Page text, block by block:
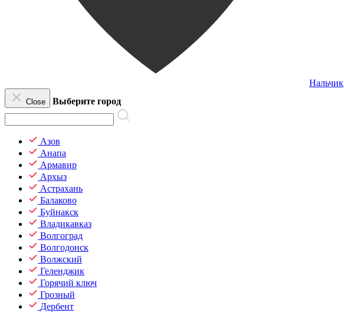
Нальчик
Close Выберите город
Азов
Анапа
Армавир
Архыз
Астрахань
Балаково
Буйнакск
Владикавказ
Волгоград
Волгодонск
Волжский
Геленджик
Горячий ключ
Грозный
Дербент